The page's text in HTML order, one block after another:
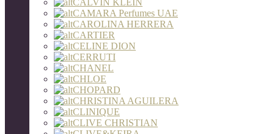
CALVIN KLEIN
CAMARA Perfumes UAE
CAROLINA HERRERA
CARTIER
CELINE DION
CERRUTI
CHANEL
CHLOE
CHOPARD
CHRISTINA AGUILERA
CLINIQUE
CLIVE CHRISTIAN